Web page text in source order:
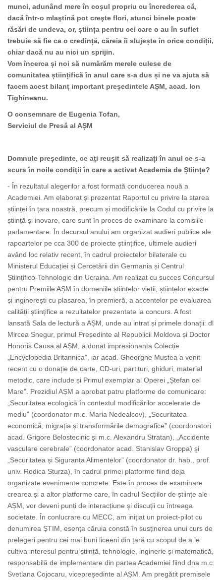
munci, adunând mere în coșul propriu cu încrederea că,
dacă într-o mlaştină pot creşte flori, atunci binele poate
răsări de undeva, or, știința pentru cei care o au în suflet
trebuie să fie ca o credință, căreia îi slujește în orice condiții,
chiar dacă nu au nici un sprijin.
Vom încerca și noi să numărăm merele culese de
comunitatea științifică în anul care s-a dus și ne va ajuta să
facem acest bilanț important președintele AȘM, acad. Ion
Tighineanu.
O consemnare de Eugenia Tofan,
Serviciul de Presă al AȘM
Domnule președinte, ce ați reușit să realizați în anul ce s-a
scurs în noile condiții în care a activat Academia de Științe?
- În rezultatul alegerilor a fost formată conducerea nouă a
Academiei. Am elaborat și prezentat Raportul cu privire la starea
științei în țara noastră, precum și modificările la Codul cu privire la
știință și inovare, care sunt în proces de examinare la comisiile
parlamentare. În decursul anului am organizat audieri publice ale
rapoartelor pe cca 300 de proiecte științifice, ultimele audieri
având loc relativ recent, în cadrul proiectelor bilaterale cu
Ministerul Educației și Cercetării din Germania și Centrul
Științifico-Tehnologic din Ucraina. Am realizat cu succes Concursul
pentru Premiile AȘM în domeniile științelor vieții, științelor exacte
și inginerești cu plasarea, în premieră, a accentelor pe evaluarea
calității științifice a rezultatelor prezentate la concurs. A fost
lansată Sala de lectură a AȘM, unde au intrat și primele donații: dl
Mircea Snegur, primul Președinte al Republicii Moldova și Doctor
Honoris Causa al AȘM, a donat impresionanta Colecție
„Encyclopedia Britannica”, iar acad. Gheorghe Mustea a venit
recent cu o donație de carte, CD-uri, partituri, ghiduri, material
metodic, care include și Primul exemplar al Operei „Ștefan cel
Mare”. Prezidiul AȘM a aprobat patru platforme de comunicare:
„Securitatea ecologică în contextul modificărilor accelerate de
mediu” (coordonator m.c. Maria Nedealcov), „Securitatea
economică, migrația și transformările demografice” (coordonatori
acad. Grigore Belostecinic și m.c. Alexandru Stratan), „Accidente
vasculare cerebrale” (coordonator acad. Stanislav Groppa) şi
„Securitatea și Siguranța Alimentelor” (coordonator dr. hab., prof.
univ. Rodica Sturza), în cadrul primei platforme fiind deja
organizate evenimente concrete. Este în proces de examinare
crearea și a altor platforme care, în cadrul Secțiilor de științe ale
AȘM, vor deveni punți de interacțiune și discuții cu întreaga
societate. În conlucrare cu MECC, am inițiat un proiect-pilot cu
denumirea ȘTIM, esența căruia constă în susținerea unui curs de
prelegeri pentru cei mai buni liceeni din țară cu scopul de a le
cultiva interesul pentru știință, tehnologie, inginerie și matematică,
responsabilă de implementare din partea Academiei fiind dna m.c.
Svetlana Cojocaru, vicepreședinte al AȘM. Am pregătit premisele